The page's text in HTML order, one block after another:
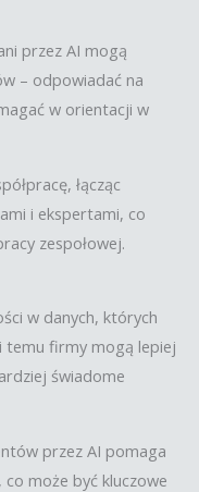
przez AI mogą
– odpowiadać na
w orientacji w
łącząc
i ekspertami, co
zespołowej.
w danych, których
temu firmy mogą lepiej
świadome
przez AI pomaga
może być kluczowe